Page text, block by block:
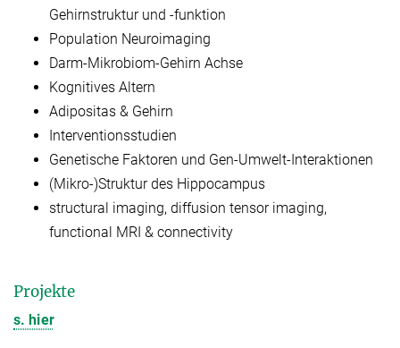
Gehirnstruktur und -funktion
Population Neuroimaging
Darm-Mikrobiom-Gehirn Achse
Kognitives Altern
Adipositas & Gehirn
Interventionsstudien
Genetische Faktoren und Gen-Umwelt-Interaktionen
(Mikro-)Struktur des Hippocampus
structural imaging, diffusion tensor imaging,
functional MRI & connectivity
Projekte
s. hier